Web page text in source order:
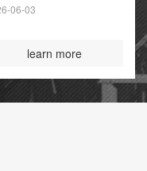
煤炭投资创14
06-03
learn more